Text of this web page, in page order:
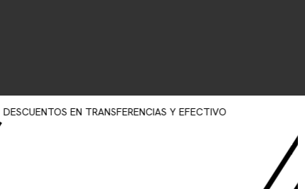
EN TRANSFERENCIAS Y EFECTIVO